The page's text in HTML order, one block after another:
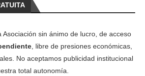
Asociación sin ánimo de lucro, de acceso
, libre de presiones económicas,
No aceptamos publicidad institucional
total autonomía.